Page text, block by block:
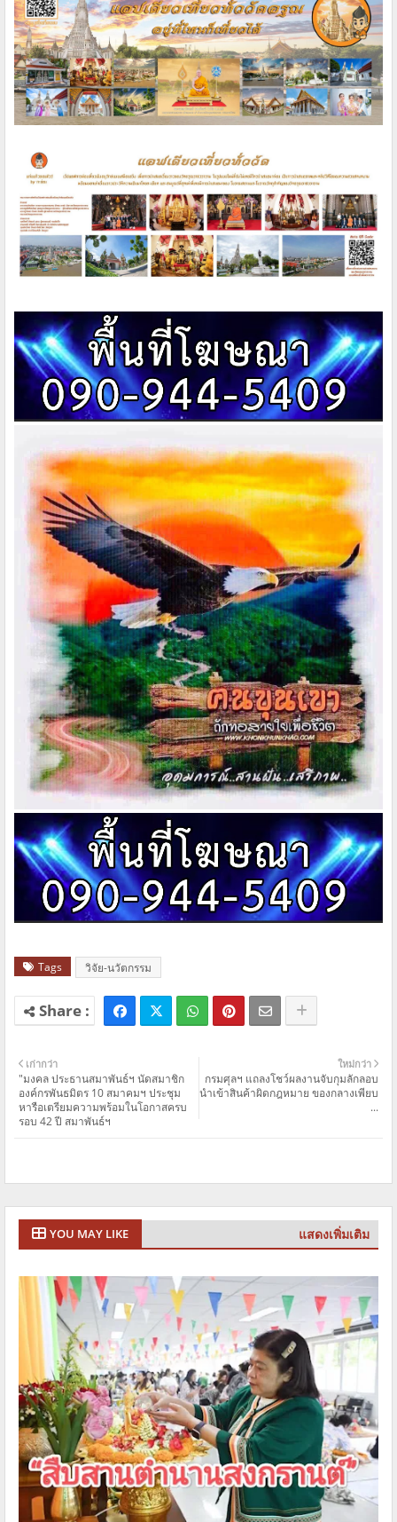
Tags วิจัย-นวัตกรรม
ใหม่กว่า
กรมศุลฯ แถลงโชว์ผลงานจับกุมลักลอบ
นำเข้าสินค้าผิดกฎหมาย ของกลางเพียบ
...
เก่ากว่า
"มงคล ประธานสมาพันธ์ฯ นัดสมาชิก
องค์กรพันธมิตร 10 สมาคมฯ ประชุม
หารือเตรียมความพร้อมในโอกาสครบ
รอบ 42 ปี สมาพันธ์ฯ
YOU MAY LIKE แสดงเพิ่มเติม